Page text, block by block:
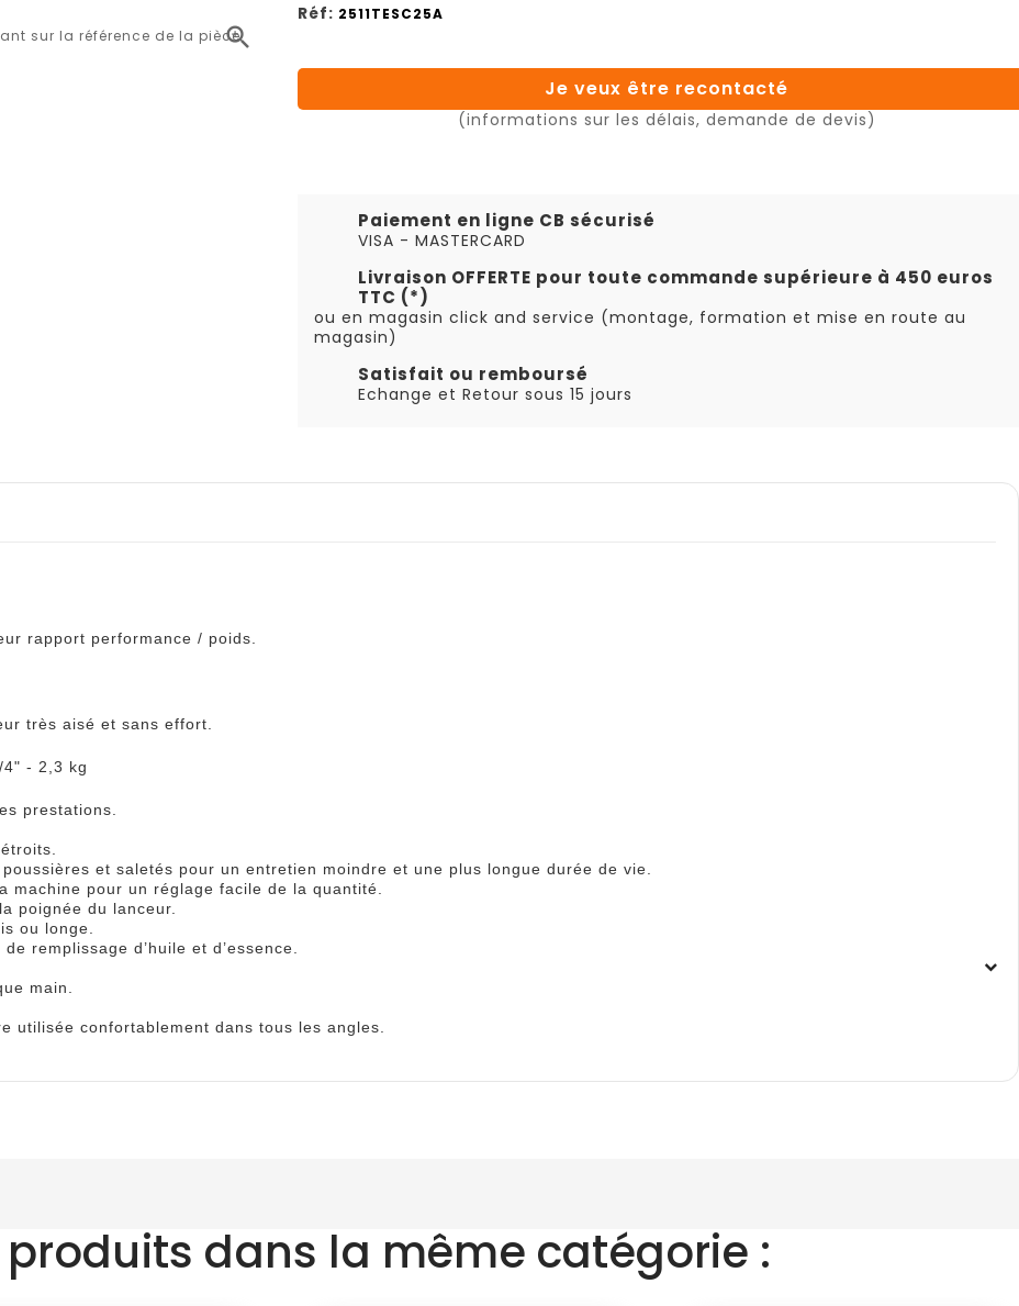

sur la référence de la pièce
Réf: 2511TESC25A
Je veux être recontacté
(informations sur les délais, demande de devis)
Paiement en ligne CB sécurisé
VISA - MASTERCARD
Livraison OFFERTE pour toute commande supérieure à 450 euros
TTC (*)
ou en magasin click and service (montage, formation et mise en route au
magasin)
Satisfait ou remboursé
Echange et Retour sous 15 jours
rapport performance / poids.
très aisé et sans effort.
- 2,3 kg
prestations.
et saletés pour un entretien moindre et une plus longue durée de vie.
machine pour un réglage facile de la quantité.
poignée du lanceur.
ou longe.
remplissage d’huile et d’essence.
main.
utilisée confortablement dans tous les angles.
dans la même catégorie :